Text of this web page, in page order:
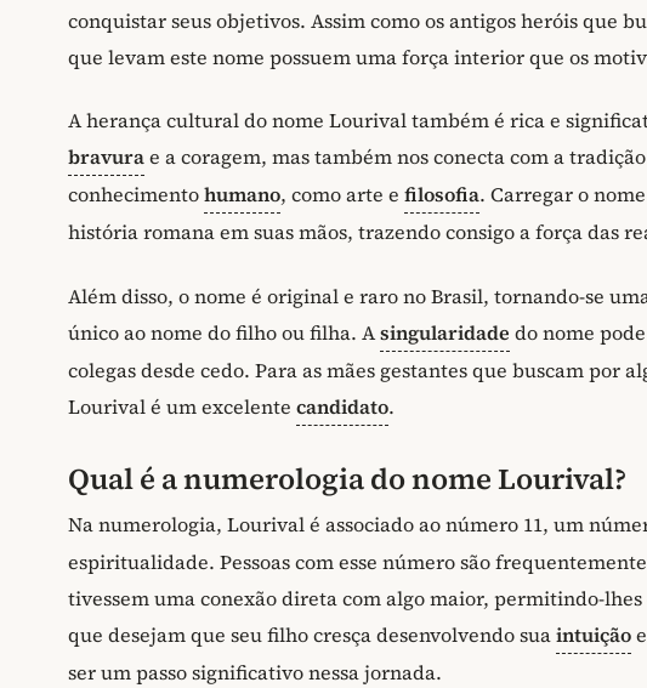
conquistar seus objetivos. Assim como os antigos heróis que
que levam este nome possuem uma força interior que os
A herança cultural do nome Lourival também é rica e
bravurae a coragem, mas também nos conecta com a
conhecimentohumano, como arte e filosofia. Carregar o
história romana em suas mãos, trazendo consigo a força das
Além disso, o nome é original e raro no Brasil, tornando-se
único ao nome do filho ou filha. Asingularidade do nome
colegas desde cedo. Para as mães gestantes que buscam por
Lourival é um excelente candidato.
Qual é a numerologia do nome Lourival?
Na numerologia, Lourival é associado ao número 11, um
espiritualidade. Pessoas com esse número são
tivessem uma conexão direta com algo maior, permitindo-
que desejam que seu filho cresça desenvolvendo suaintuição
ser um passo significativo nessa jornada.